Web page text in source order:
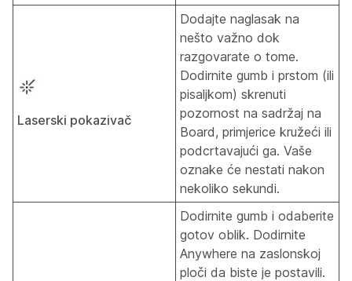
Laserski pokazivač
Dodajte naglasak na
nešto važno dok
razgovarate o tome.
Dodirnite gumb i prstom (ili
pisaljkom) skrenuti
pozornost na sadržaj na
Board, primjerice kružeći ili
podcrtavajući ga. Vaše
oznake će nestati nakon
nekoliko sekundi.
Dodirnite gumb i odaberite
gotov oblik. Dodirnite
Anywhere na zaslonskoj
ploči da biste je postavili.